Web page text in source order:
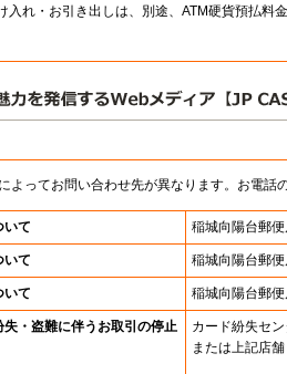
入れ・お引き出しは、別途、ATM硬貨預払料
よってお問い合わせ先が異なります。お電話
いて 稲城向陽台郵
いて 稲城向陽台郵
いて 稲城向陽台郵
・盗難に伴うお取引の停止
カード紛失セ
または上記店舗